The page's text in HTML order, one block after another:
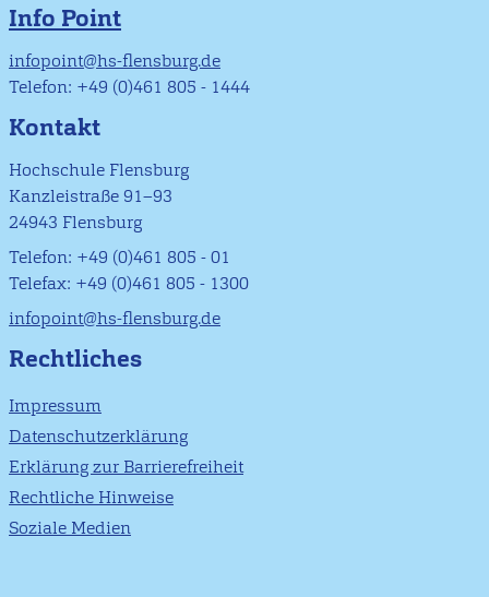
Info Point
infopoint@hs-flensburg.de
Telefon: +49 (0)461 805 - 1444
Kontakt
Hochschule Flensburg
Kanzleistraße 91–93
24943 Flensburg
Telefon: +49 (0)461 805 - 01
Telefax: +49 (0)461 805 - 1300
infopoint@hs-flensburg.de
Rechtliches
Impressum
Datenschutzerklärung
Erklärung zur Barrierefreiheit
Rechtliche Hinweise
Soziale Medien